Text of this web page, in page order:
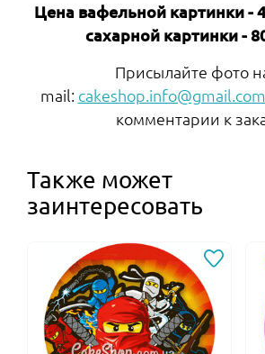
Цена вафельной картинки -
сахарной картинки -
Присылайте фото
mail: cakeshop.info@gmail.com
комментарии к
Также может
заинтересовать